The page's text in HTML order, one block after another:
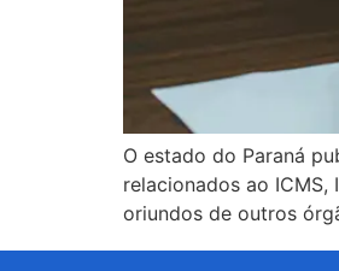
O estado do Paraná
relacionados ao
oriundos de outros